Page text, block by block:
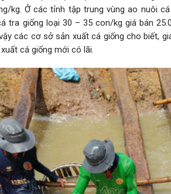
kg. Ở các tỉnh tập trung vùng ao nuôi
tra giống loại 30 – 35 con/kg giá bán
các cơ sở sản xuất cá giống cho biết,
cá giống mới có lãi.